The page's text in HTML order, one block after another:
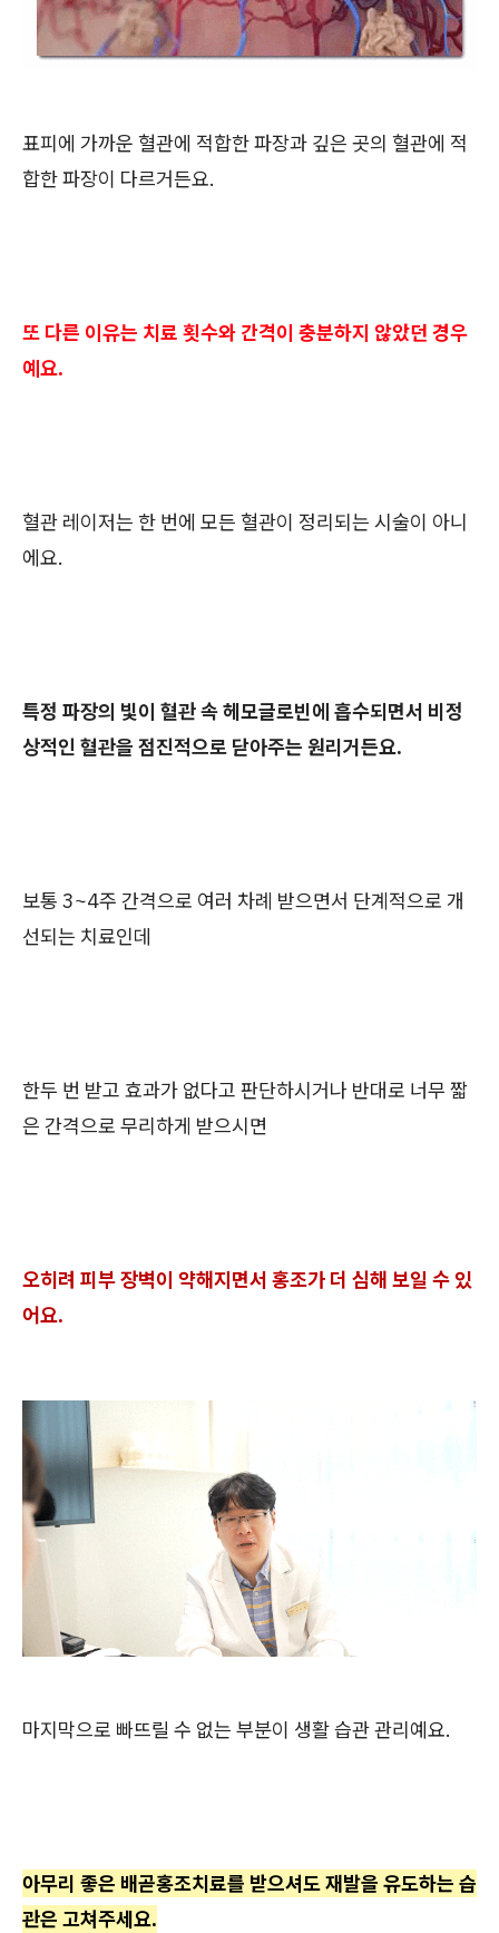
표피에 가까운 혈관에 적합한 파장과 깊은 곳의 혈관에 적
합한 파장이 다르거든요.
또 다른 이유는 치료 횟수와 간격이 충분하지 않았던 경우
예요.
혈관 레이저는 한 번에 모든 혈관이 정리되는 시술이 아니
에요.
특정 파장의 빛이 혈관 속 헤모글로빈에 흡수되면서 비정
상적인 혈관을 점진적으로 닫아주는 원리거든요.
보통 3~4주 간격으로 여러 차례 받으면서 단계적으로 개
선되는 치료인데
한두 번 받고 효과가 없다고 판단하시거나 반대로 너무 짧
은 간격으로 무리하게 받으시면
오히려 피부 장벽이 약해지면서 홍조가 더 심해 보일 수 있
어요.
마지막으로 빠뜨릴 수 없는 부분이 생활 습관 관리예요.
아무리 좋은 배곧홍조치료를 받으셔도 재발을 유도하는 습
관은 고쳐주세요.